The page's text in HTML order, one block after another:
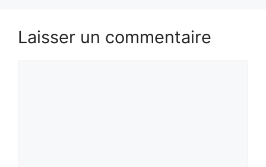
Laisser un commentaire